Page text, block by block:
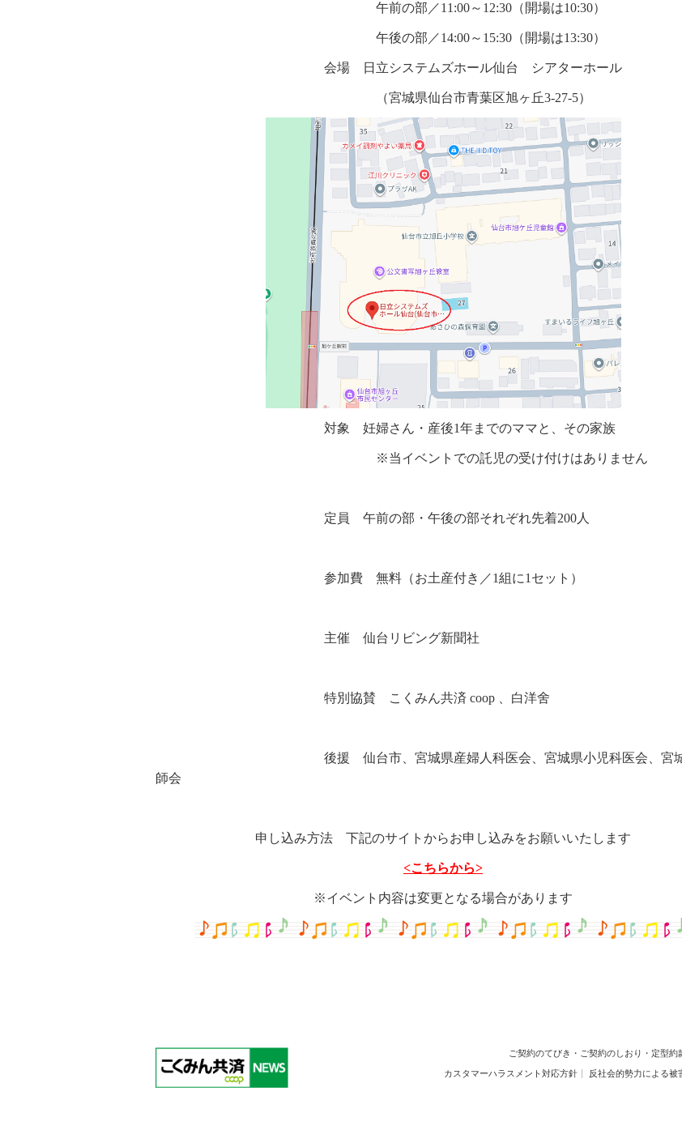
午前の部／11:00～ 12:30 （開場は10:30）
午後の部／14:00～ 15:30 （開場は13:30）
会場 日立システムズホール仙台 シアターホール
（宮城県仙台市青葉区旭ヶ丘3-27-5）
対象 妊婦さん・産後1年までのママと、その家族
※当イベントでの託児の受け付けはありません
定員 午前の部・午後の部それぞれ先着200 人
参加費 無料（お土産付き／1組に1 セット）
主催 仙台リビング新聞社
特別協賛 こくみん共済 coop 、白洋舍
後援 仙台市、宮城県産婦人科医会、宮城県小児科医会、宮城
師会
申し込み方法 下記のサイトからお申し込みをお願いいたします
<こちらから>
※イベント内容は変更となる場合があります
ご契約のてびき・ご契約のしおり・定型約
カスタマーハラスメント対応方針 反社会的勢力による